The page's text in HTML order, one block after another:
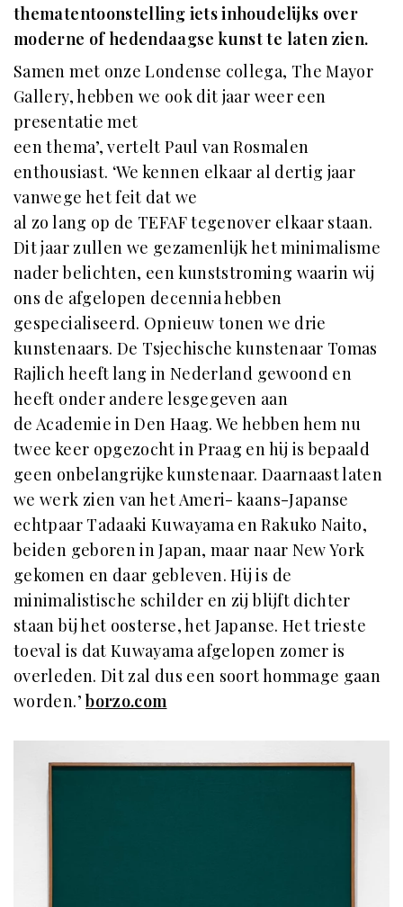
thematentoonstelling iets inhoudelijks over
moderne of hedendaagse kunst te laten zien.
Samen met onze Londense collega, The Mayor
Gallery, hebben we ook dit jaar weer een
presentatie met
een thema’, vertelt Paul van Rosmalen
enthousiast. ‘We kennen elkaar al dertig jaar
vanwege het feit dat we
al zo lang op de TEFAF tegenover elkaar staan.
Dit jaar zullen we gezamenlijk het minimalisme
nader belichten, een kunststroming waarin wij
ons de afgelopen decennia hebben
gespecialiseerd. Opnieuw tonen we drie
kunstenaars. De Tsjechische kunstenaar Tomas
Rajlich heeft lang in Nederland gewoond en
heeft onder andere lesgegeven aan
de Academie in Den Haag. We hebben hem nu
twee keer opgezocht in Praag en hij is bepaald
geen onbelangrijke kunstenaar. Daarnaast laten
we werk zien van het Ameri- kaans-Japanse
echtpaar Tadaaki Kuwayama en Rakuko Naito,
beiden geboren in Japan, maar naar New York
gekomen en daar gebleven. Hij is de
minimalistische schilder en zij blijft dichter
staan bij het oosterse, het Japanse. Het trieste
toeval is dat Kuwayama afgelopen zomer is
overleden. Dit zal dus een soort hommage gaan
worden.’borzo.com